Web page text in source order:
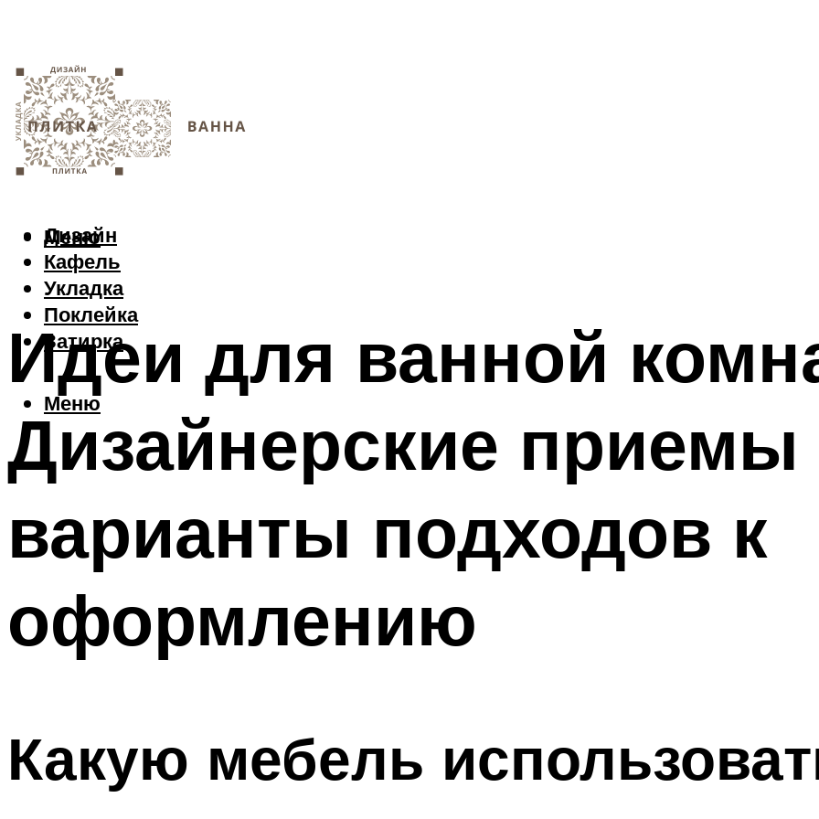
Дизайн
Кафель
Укладка
Поклейка
Затирка
Меню
Меню
Идеи для ванной
Дизайнерские приемы
варианты подходов к
оформлению
Какую мебель